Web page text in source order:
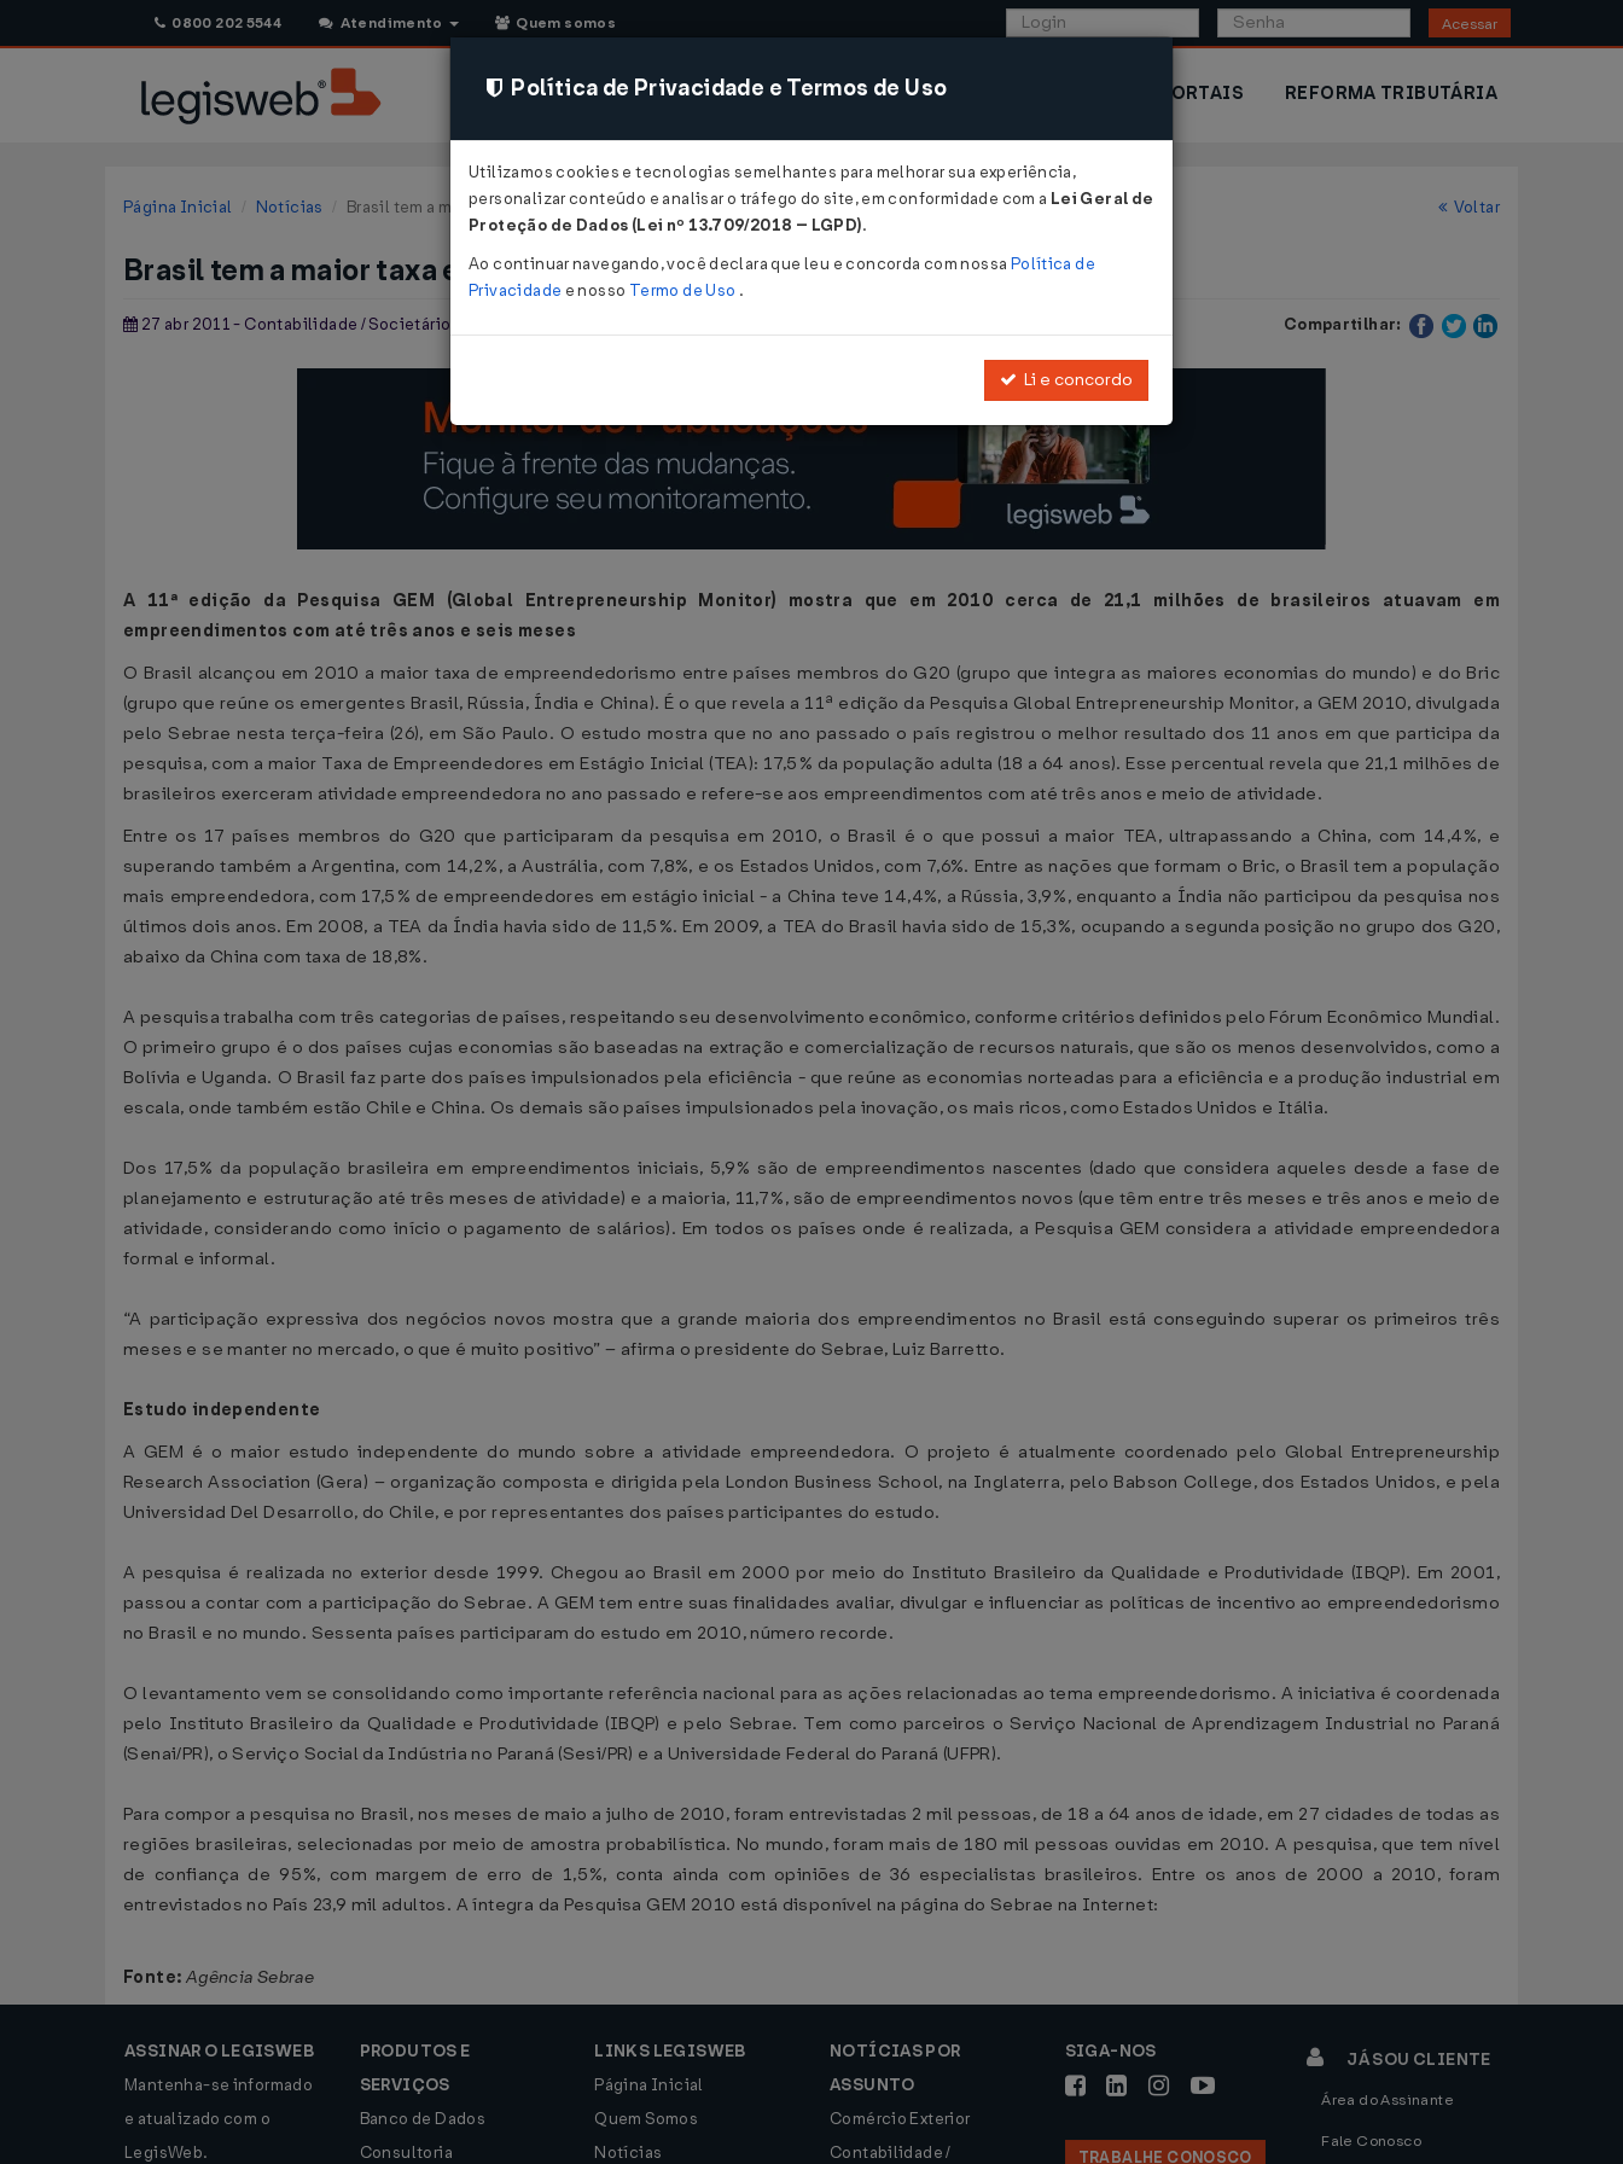
0800 202 5544 Atendimento Quem somos Acessar
CONSULTORIA SISTEMAS COMÉRCIO EXTERIOR PORTAIS REFORMA TRIBUTÁRIA
Página Inicial Notícias Brasil tem a maior taxa empreendedora do G20 e do Bric... Voltar
Brasil tem a maior taxa empreendedora do G20 e do Bric
27 abr 2011 - Contabilidade / Societário Compartilhar:
A 11ª edição da Pesquisa GEM (Global Entrepreneurship Monitor) mostra que em 2010 cerca de 21,1 milhões de brasileiros atuavam em
empreendimentos com até três anos e seis meses
O Brasil alcançou em 2010 a maior taxa de empreendedorismo entre países membros do G20 (grupo que integra as maiores economias do mundo) e do Bric
(grupo que reúne os emergentes Brasil, Rússia, Índia e China). É o que revela a 11ª edição da Pesquisa Global Entrepreneurship Monitor, a GEM 2010, divulgada
pelo Sebrae nesta terça-feira (26), em São Paulo. O estudo mostra que no ano passado o país registrou o melhor resultado dos 11 anos em que participa da
pesquisa, com a maior Taxa de Empreendedores em Estágio Inicial (TEA): 17,5% da população adulta (18 a 64 anos). Esse percentual revela que 21,1 milhões de
brasileiros exerceram atividade empreendedora no ano passado e refere-se aos empreendimentos com até três anos e meio de atividade.
Entre os 17 países membros do G20 que participaram da pesquisa em 2010, o Brasil é o que possui a maior TEA, ultrapassando a China, com 14,4%, e
superando também a Argentina, com 14,2%, a Austrália, com 7,8%, e os Estados Unidos, com 7,6%. Entre as nações que formam o Bric, o Brasil tem a população
mais empreendedora, com 17,5% de empreendedores em estágio inicial - a China teve 14,4%, a Rússia, 3,9%, enquanto a Índia não participou da pesquisa nos
últimos dois anos. Em 2008, a TEA da Índia havia sido de 11,5%. Em 2009, a TEA do Brasil havia sido de 15,3%, ocupando a segunda posição no grupo dos G20,
abaixo da China com taxa de 18,8%.
A pesquisa trabalha com três categorias de países, respeitando seu desenvolvimento econômico, conforme critérios definidos pelo Fórum Econômico Mundial.
O primeiro grupo é o dos países cujas economias são baseadas na extração e comercialização de recursos naturais, que são os menos desenvolvidos, como a
Bolívia e Uganda. O Brasil faz parte dos países impulsionados pela eficiência - que reúne as economias norteadas para a eficiência e a produção industrial em
escala, onde também estão Chile e China. Os demais são países impulsionados pela inovação, os mais ricos, como Estados Unidos e Itália.
Dos 17,5% da população brasileira em empreendimentos iniciais, 5,9% são de empreendimentos nascentes (dado que considera aqueles desde a fase de
planejamento e estruturação até três meses de atividade) e a maioria, 11,7%, são de empreendimentos novos (que têm entre três meses e três anos e meio de
atividade, considerando como início o pagamento de salários). Em todos os países onde é realizada, a Pesquisa GEM considera a atividade empreendedora
formal e informal.
“A participação expressiva dos negócios novos mostra que a grande maioria dos empreendimentos no Brasil está conseguindo superar os primeiros três
meses e se manter no mercado, o que é muito positivo” – afirma o presidente do Sebrae, Luiz Barretto.
Estudo independente
A GEM é o maior estudo independente do mundo sobre a atividade empreendedora. O projeto é atualmente coordenado pelo Global Entrepreneurship
Research Association (Gera) – organização composta e dirigida pela London Business School, na Inglaterra, pelo Babson College, dos Estados Unidos, e pela
Universidad Del Desarrollo, do Chile, e por representantes dos países participantes do estudo.
A pesquisa é realizada no exterior desde 1999. Chegou ao Brasil em 2000 por meio do Instituto Brasileiro da Qualidade e Produtividade (IBQP). Em 2001,
passou a contar com a participação do Sebrae. A GEM tem entre suas finalidades avaliar, divulgar e influenciar as políticas de incentivo ao empreendedorismo
no Brasil e no mundo. Sessenta países participaram do estudo em 2010, número recorde.
O levantamento vem se consolidando como importante referência nacional para as ações relacionadas ao tema empreendedorismo. A iniciativa é coordenada
pelo Instituto Brasileiro da Qualidade e Produtividade (IBQP) e pelo Sebrae. Tem como parceiros o Serviço Nacional de Aprendizagem Industrial no Paraná
(Senai/PR), o Serviço Social da Indústria no Paraná (Sesi/PR) e a Universidade Federal do Paraná (UFPR).
Para compor a pesquisa no Brasil, nos meses de maio a julho de 2010, foram entrevistadas 2 mil pessoas, de 18 a 64 anos de idade, em 27 cidades de todas as
regiões brasileiras, selecionadas por meio de amostra probabilística. No mundo, foram mais de 180 mil pessoas ouvidas em 2010. A pesquisa, que tem nível
de confiança de 95%, com margem de erro de 1,5%, conta ainda com opiniões de 36 especialistas brasileiros. Entre os anos de 2000 a 2010, foram
entrevistados no País 23,9 mil adultos. A íntegra da Pesquisa GEM 2010 está disponível na página do Sebrae na Internet:
Fonte: Agência Sebrae
ASSINAR O LEGISWEB
Mantenha-se informado
e atualizado com o
LegisWeb.
PRODUTOS E
SERVIÇOS
Banco de Dados
Consultoria
LINKS LEGISWEB
Página Inicial
Quem Somos
Notícias
NOTÍCIAS POR
ASSUNTO
Comércio Exterior
Contabilidade /
SIGA-NOS
TRABALHE CONOSCO
JÁ SOU CLIENTE
Área do Assinante
Fale Conosco
Política de Privacidade e Termos de Uso
Utilizamos cookies e tecnologias semelhantes para melhorar sua experiência,
personalizar conteúdo e analisar o tráfego do site, em conformidade com a Lei Geral de
Proteção de Dados (Lei nº 13.709/2018 – LGPD).
Ao continuar navegando, você declara que leu e concorda com nossa Política de
Privacidade e nosso Termo de Uso .
Li e concordo